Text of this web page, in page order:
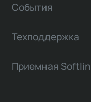
События
Техподдержка
Приемная